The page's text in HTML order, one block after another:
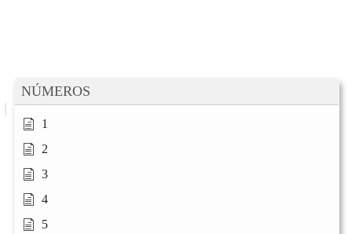
NÚMEROS
1
2
3
4
5